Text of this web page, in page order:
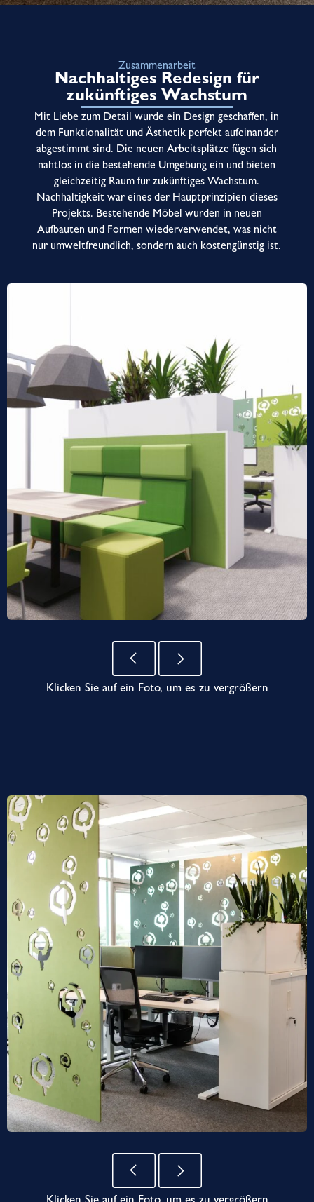
Zusammenarbeit
Nachhaltiges Redesign für
zukünftiges Wachstum
Mit Liebe zum Detail wurde ein Design geschaffen, in
dem Funktionalität und Ästhetik perfekt aufeinander
abgestimmt sind. Die neuen Arbeitsplätze fügen sich
nahtlos in die bestehende Umgebung ein und bieten
gleichzeitig Raum für zukünftiges Wachstum.
Nachhaltigkeit war eines der Hauptprinzipien dieses
Projekts. Bestehende Möbel wurden in neuen
Aufbauten und Formen wiederverwendet, was nicht
nur umweltfreundlich, sondern auch kostengünstig ist.
Klicken Sie auf ein Foto, um es zu vergrößern